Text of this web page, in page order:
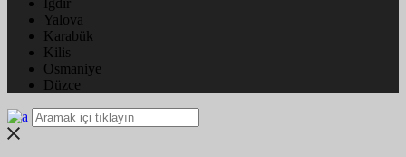
Iğdır
Yalova
Karabük
Kilis
Osmaniye
Düzce